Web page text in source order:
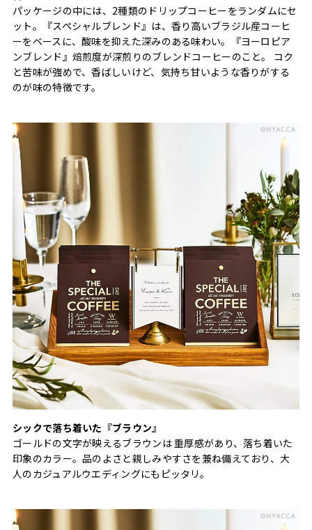
パッケージの中には、2種類のドリップコーヒーをランダムにセ
ット。『スペシャルブレンド』は、香り高いブラジル産コーヒ
ーをベースに、酸味を抑えた深みのある味わい。『ヨーロピア
ンブレンド』焙煎度が深煎りのブレンドコーヒーのこと。 コク
と苦味が強めで、香ばしいけど、気持ち甘いような香りがする
のが味の特徴です。
シックで落ち着いた『ブラウン』
ゴールドの文字が映えるブラウンは 重厚感があり、落ち着いた
印象のカラー。品のよさと親しみやすさを兼ね備えており、大
人のカジュアルウエディングにもピッタリ。